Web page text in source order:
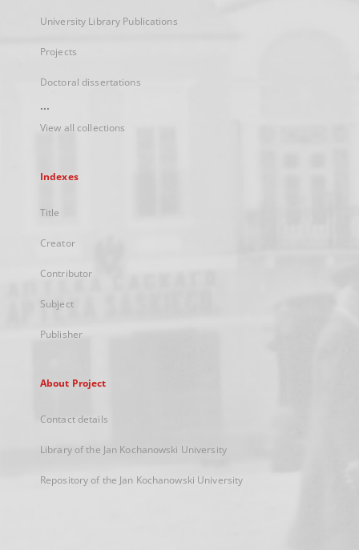
University Library Publications
Projects
Doctoral dissertations
...
View all collections
Indexes
Title
Creator
Contributor
Subject
Publisher
About Project
Contact details
Library of the Jan Kochanowski University
Repository of the Jan Kochanowski University